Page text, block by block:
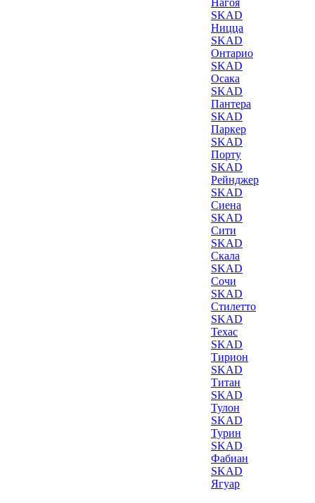
Нагоя
SKAD
Ницца
SKAD
Онтарио
SKAD
Осака
SKAD
Пантера
SKAD
Паркер
SKAD
Порту
SKAD
Рейнджер
SKAD
Сиена
SKAD
Сити
SKAD
Скала
SKAD
Сочи
SKAD
Стилетто
SKAD
Техас
SKAD
Тирион
SKAD
Титан
SKAD
Тулон
SKAD
Турин
SKAD
Фабиан
SKAD
Ягуар